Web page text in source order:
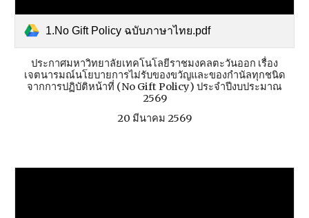
1.No Gift Policy ฉบับภาษาไทย.pdf
ประกาศมหาวิทยาลัยเทคโนโลยีราชมงคลตะวันออก เรื่อง
เจตนารมณ์นโยบายการไม่รับของขวัญและของกำนัลทุกชนิด
จากการปฏิบัติหน้าที่ (No Gift Policy) ประจำปีงบประมาณ
2569
20 มีนาคม 2569